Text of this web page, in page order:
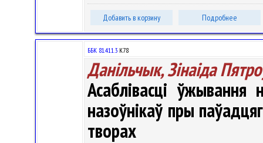
Добавить в корзину Подробнее
ББК 81.411.3 К78
Данільчык, Зінаіда
Асаблівасці ўжывання
назоўнікаў пры
творах